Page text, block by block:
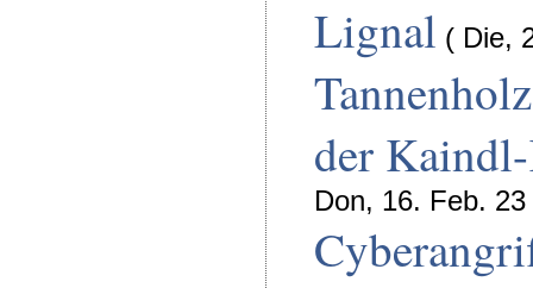
Lignal ( Die,
der
Don, 16. Feb. 23